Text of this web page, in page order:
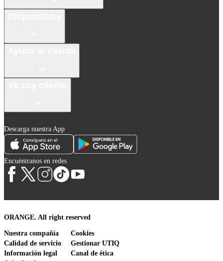
Descarga nuestra App
Encuéntranos en redes
ORANGE. All right reserved
Nuestra compañía
Calidad de servicio
Información legal
Cookies
Gestionar UTIQ
Canal de ética